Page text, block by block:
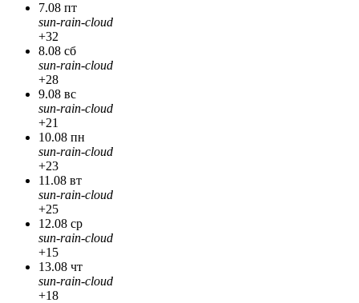
7.08 пт
sun-rain-cloud
+32
8.08 сб
sun-rain-cloud
+28
9.08 вс
sun-rain-cloud
+21
10.08 пн
sun-rain-cloud
+23
11.08 вт
sun-rain-cloud
+25
12.08 ср
sun-rain-cloud
+15
13.08 чт
sun-rain-cloud
+18